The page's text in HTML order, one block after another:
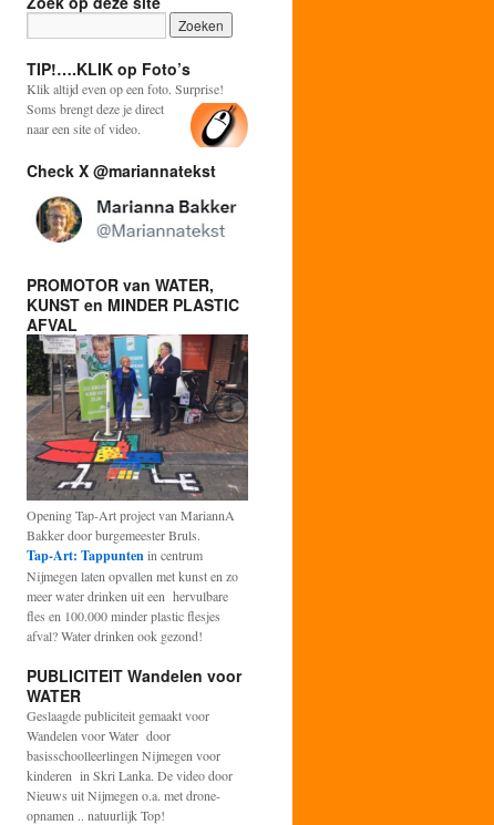
TIP!….KLIK op Foto’s
Klik altijd even op een foto. Surprise!
Soms brengt deze je direct
naar een site of video.
Check X @mariannatekst
PROMOTOR van WATER,
KUNST en MINDER PLASTIC
AFVAL
Opening Tap-Art project van MariannA
Bakker door burgemeester Bruls.
Tap-Art: Tappuntenin centrum
Nijmegen laten opvallen met kunst en zo
meer water drinken uit een hervulbare
fles en 100.000 minder plastic flesjes
afval? Water drinken ook gezond!
PUBLICITEIT Wandelen voor
WATER
Geslaagde publiciteit gemaakt voor
Wandelen voor Water door
basisschoolleerlingen Nijmegen voor
kinderen in Skri Lanka. De video door
Nieuws uit Nijmegen o.a. met drone-
opnamen .. natuurlijk Top!